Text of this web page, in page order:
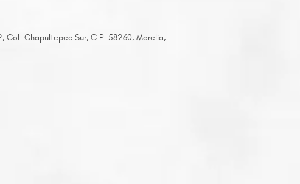
Col. Chapultepec Sur, C.P. 58260, Morelia,